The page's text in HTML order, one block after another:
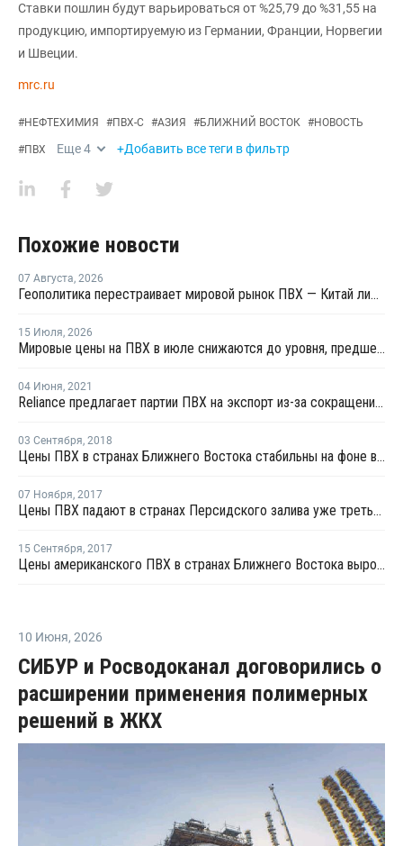
Ставки пошлин будут варьироваться от %25,79 до %31,55 на
продукцию, импортируемую из Германии, Франции, Норвегии
и Швеции.
mrc.ru
#НЕФТЕХИМИЯ #ПВХ-С #АЗИЯ #БЛИЖНИЙ ВОСТОК #НОВОСТЬ
#ПВХ Еще4 +Добавить все теги в фильтр
Похожие новости
07 Августа, 2026
Геополитика перестраивает мировой рынок ПВХ — Китай лидирует в экспорте
15 Июля, 2026
Мировые цены на ПВХ в июле снижаются до уровня, предшествовавшего конфликту на Ближнем Востоке
04 Июня, 2021
Reliance предлагает партии ПВХ на экспорт из-за сокращения внутреннего спроса
03 Сентября, 2018
Цены ПВХ в странах Ближнего Востока стабильны на фоне вялых переговоров
07 Ноября, 2017
Цены ПВХ падают в странах Персидского залива уже третью неделю подряд
15 Сентября, 2017
Цены американского ПВХ в странах Ближнего Востока выросли на фоне ограниченных отгрузок из США
10 Июня, 2026
СИБУР и Росводоканал договорились о
расширении применения полимерных
решений в ЖКХ